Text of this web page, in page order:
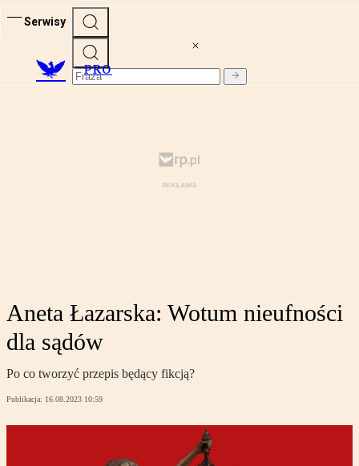
Serwisy
PRO
Aneta Łazarska: Wotum nieufności
dla sądów
Po co tworzyć przepis będący fikcją?
Publikacja: 16.08.2023 10:59